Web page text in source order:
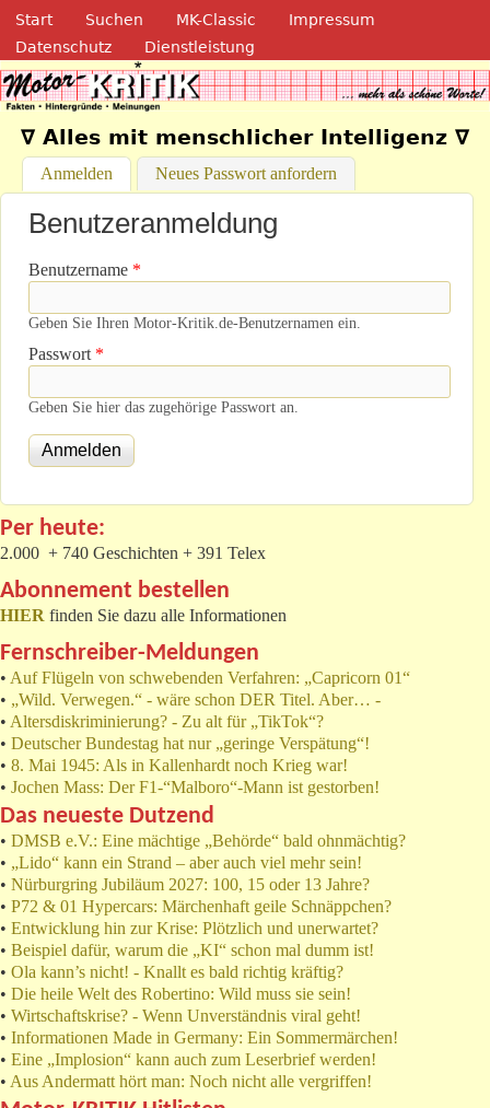
Direkt zum Inhalt
Navigation
Start Suchen MK-Classic
Impressum
Datenschutz
Dienstleistung
Motor-Kritik.de
∇ Alles mit menschlicher Intelligenz ∇
Anmelden (aktiver Reiter)
Neues Passwort anfordern
Benutzeranmeldung
Benutzername *
Geben Sie Ihren Motor-Kritik.de-Benutzernamen ein.
Passwort *
Geben Sie hier das zugehörige Passwort an.
Per heute:
2.000 + 740 Geschichten + 391 Telex
Abonnement bestellen
HIER finden Sie dazu alle Informationen
Fernschreiber-Meldungen
• Auf Flügeln von schwebenden Verfahren: „Capricorn 01“
• „Wild. Verwegen.“ - wäre schon DER Titel. Aber… -
• Altersdiskriminierung? - Zu alt für „TikTok“?
• Deutscher Bundestag hat nur „geringe Verspätung“!
• 8. Mai 1945: Als in Kallenhardt noch Krieg war!
• Jochen Mass: Der F1-“Malboro“-Mann ist gestorben!
Das neueste Dutzend
• DMSB e.V.: Eine mächtige „Behörde“ bald ohnmächtig?
• „Lido“ kann ein Strand – aber auch viel mehr sein!
• Nürburgring Jubiläum 2027: 100, 15 oder 13 Jahre?
• P72 & 01 Hypercars: Märchenhaft geile Schnäppchen?
• Entwicklung hin zur Krise: Plötzlich und unerwartet?
• Beispiel dafür, warum die „KI“ schon mal dumm ist!
• Ola kann’s nicht! - Knallt es bald richtig kräftig?
• Die heile Welt des Robertino: Wild muss sie sein!
• Wirtschaftskrise? - Wenn Unverständnis viral geht!
• Informationen Made in Germany: Ein Sommermärchen!
• Eine „Implosion“ kann auch zum Leserbrief werden!
• Aus Andermatt hört man: Noch nicht alle vergriffen!